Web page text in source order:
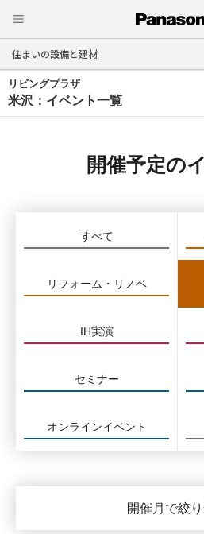
住まいの設備と建材
リビングプラザ
米沢：イベント一覧
開催予定の
すべて
リフォーム・リノベ
IH実演
セミナー
オンラインイベント
開催月で絞